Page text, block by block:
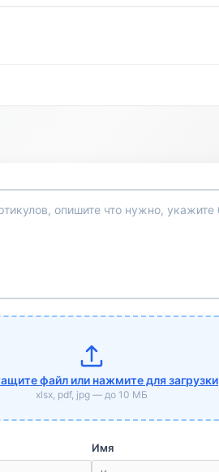
файл или нажмите для загрузки
xlsx, pdf, jpg — до 10 МБ
Имя